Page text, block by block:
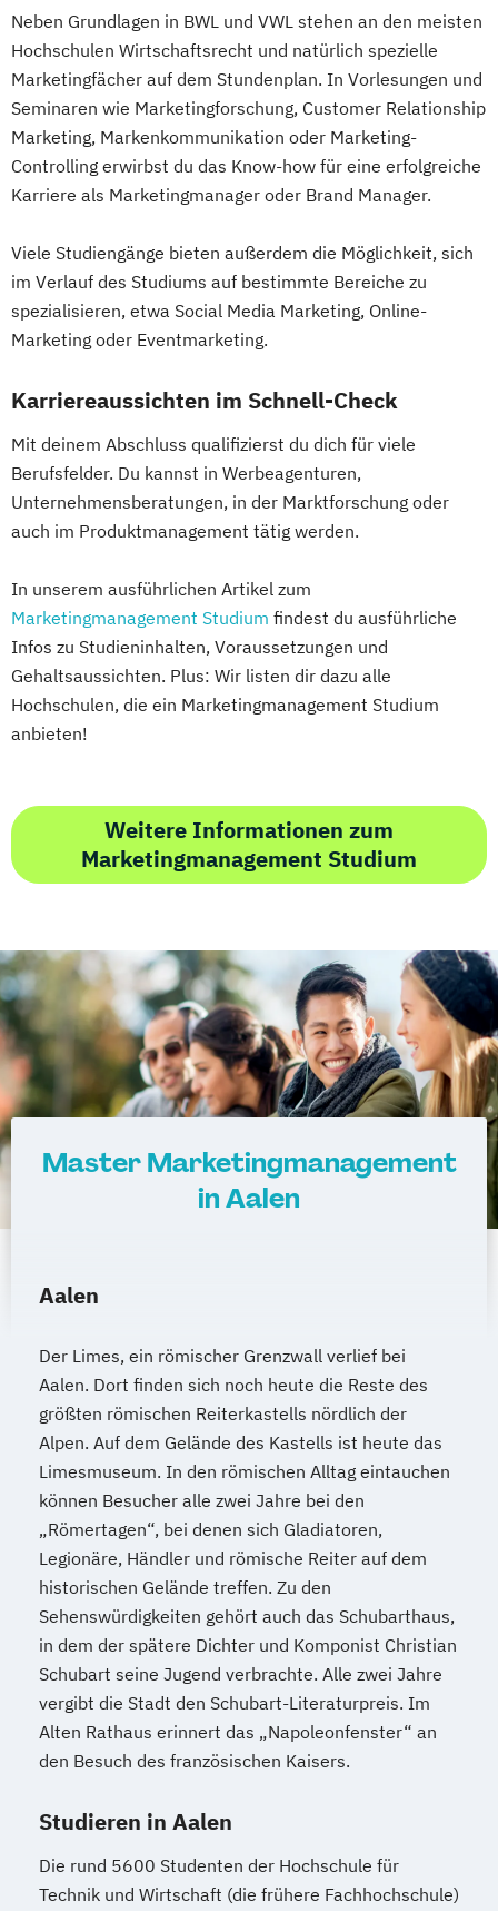
Neben Grundlagen in BWL und VWL stehen an den meisten
Hochschulen Wirtschaftsrecht und natürlich spezielle
Marketingfächer auf dem Stundenplan. In Vorlesungen und
Seminaren wie Marketingforschung, Customer Relationship
Marketing, Markenkommunikation oder Marketing-
Controlling erwirbst du das Know-how für eine erfolgreiche
Karriere als Marketingmanager oder Brand Manager.
Viele Studiengänge bieten außerdem die Möglichkeit, sich
im Verlauf des Studiums auf bestimmte Bereiche zu
spezialisieren, etwa Social Media Marketing, Online-
Marketing oder Eventmarketing.
Karriereaussichten im Schnell-Check
Mit deinem Abschluss qualifizierst du dich für viele
Berufsfelder. Du kannst in Werbeagenturen,
Unternehmensberatungen, in der Marktforschung oder
auch im Produktmanagement tätig werden.
In unserem ausführlichen Artikel zum
Marketingmanagement Studium findest du ausführliche
Infos zu Studieninhalten, Voraussetzungen und
Gehaltsaussichten. Plus: Wir listen dir dazu alle
Hochschulen, die ein Marketingmanagement Studium
anbieten!
Weitere Informationen zum
Marketingmanagement Studium
Master Marketingmanagement
in Aalen
Aalen
Der Limes, ein römischer Grenzwall verlief bei
Aalen. Dort finden sich noch heute die Reste des
größten römischen Reiterkastells nördlich der
Alpen. Auf dem Gelände des Kastells ist heute das
Limesmuseum. In den römischen Alltag eintauchen
können Besucher alle zwei Jahre bei den
„Römertagen“, bei denen sich Gladiatoren,
Legionäre, Händler und römische Reiter auf dem
historischen Gelände treffen. Zu den
Sehenswürdigkeiten gehört auch das Schubarthaus,
in dem der spätere Dichter und Komponist Christian
Schubart seine Jugend verbrachte. Alle zwei Jahre
vergibt die Stadt den Schubart-Literaturpreis. Im
Alten Rathaus erinnert das „Napoleonfenster“ an
den Besuch des französischen Kaisers.
Studieren in Aalen
Die rund 5600 Studenten der Hochschule für
Technik und Wirtschaft (die frühere Fachhochschule)